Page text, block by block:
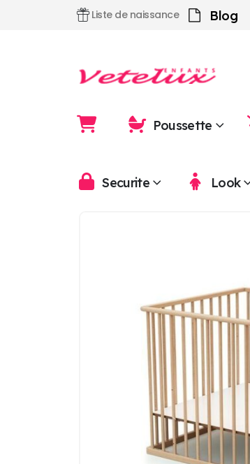
Liste de naissance Blog
Poussette
Securite Look